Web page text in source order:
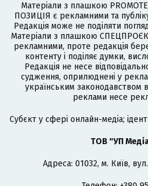
Матеріали з плашкою
ПОЗИЦІЯ є рекламними та
Редакція може не поділяти
Матеріали з плашкою
рекламними, проте редакція
контенту і поділяє думки,
Редакція не несе
судження, оприлюднені у
українським законодавством
реклами несе
Cубєкт у сфері онлайн-медіа;
ТОВ "УП
Адреса: 01032, м. Київ,